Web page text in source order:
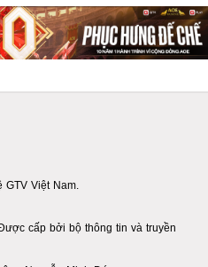
Việt Nam.
cấp bởi bộ thông tin và truyền